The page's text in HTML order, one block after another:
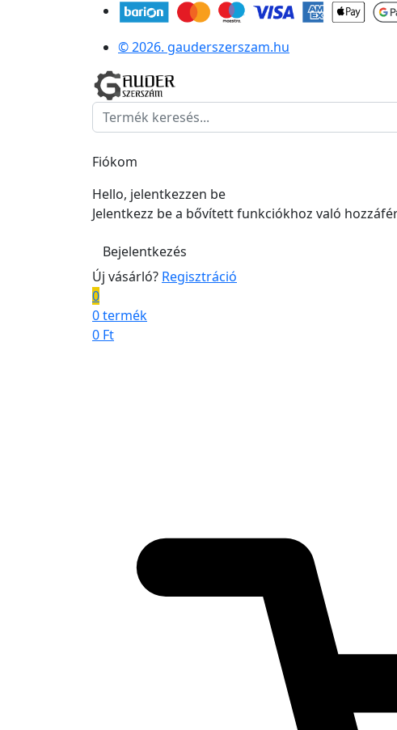
© 2026. gauderszerszam.hu
Fiókom
Hello, jelentkezzen be
Jelentkezz be a bővített funkciókhoz való
Bejelentkezés
Új vásárló? Regisztráció
0
0 termék
0 Ft